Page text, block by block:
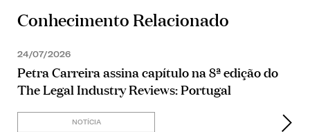
Conhecimento Relacionado
24/07/2026
Petra Carreira assina capítulo na 8ª edição do
The Legal Industry Reviews: Portugal
NOTÍCIA